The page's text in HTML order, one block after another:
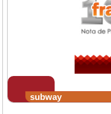
subway